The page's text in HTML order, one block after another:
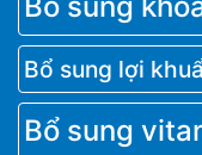
Bổ sung lợi
Bổ sung